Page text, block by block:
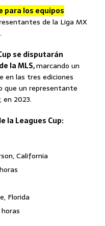
para los equipos
de la Liga MX
se disputarán
la MLS,marcando un
en las tres ediciones
que un representante
2023.
la Leagues Cup:
California
Florida